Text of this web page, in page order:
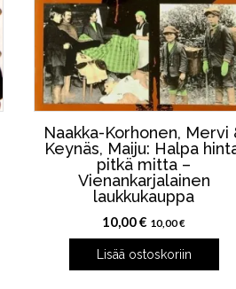
Naakka-Korhonen, Mervi
Keynäs, Maiju: Halpa
pitkä mitta –
Vienankarjalainen
laukkukauppa
10,00€ 10,00€
Lisää ostoskoriin